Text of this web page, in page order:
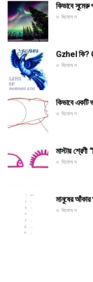
কিভাবে সুমেরু
ও বিনোদন
Gzhel কি?
ও বিনোদন
কিভাবে একটি
ও বিনোদন
মাস্টার
ও বিনোদন
মানুষের
ও বিনোদন